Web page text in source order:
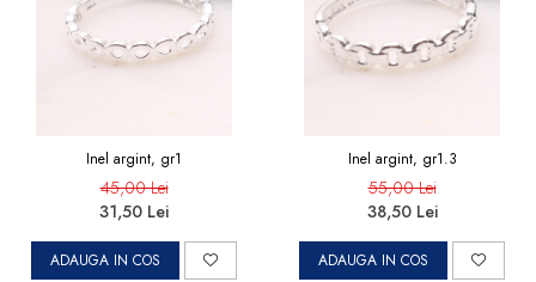
Inel argint, gr1
45,00 Lei
31,50 Lei
ADAUGA IN COS
Inel argint, gr1.3
55,00 Lei
38,50 Lei
ADAUGA IN COS